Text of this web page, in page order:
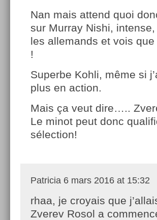
Nan mais attend quoi
sur Murray Nishi,
les allemands et vois
!
Superbe Kohli, même si
plus en action.
Mais ça veut dire…..
Le minot peut donc
sélection!
Patricia 6 mars 2016 at 15:32
rhaa, je croyais que
Zverev Rosol a